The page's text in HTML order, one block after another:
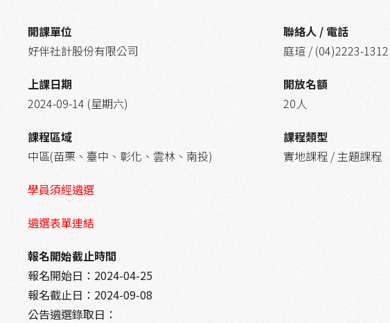
開課單位
好伴社計股份有限公司
聯絡人 / 電話
庭瑄 / (04)2223-1312
上課日期
2024-09-14 (星期六)
開放名額
20人
課程區域
中區(苗栗、臺中、彰化、雲林、南投)
課程類型
實地課程 / 主題課程
學員須經遴選
遴選表單連結
報名開始截止時間
報名開始日： 2024-04-25
報名截止日： 2024-09-08
公告遴選錄取日：